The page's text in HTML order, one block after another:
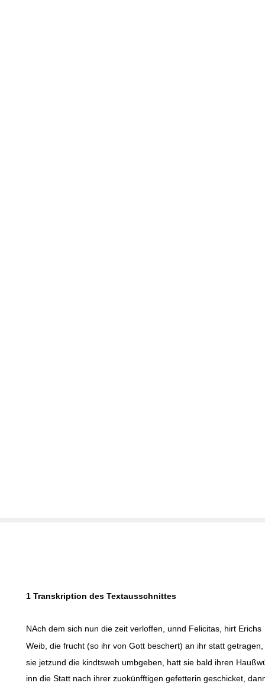
1 Transkription des Textausschnittes
NAch dem sich nun die zeit verloffen, unnd Felicitas, hirt Erichs
Weib, die frucht (so ihr von Gott beschert) an ihr statt
sie jetzund die kindtsweh umbgeben, hatt sie bald ihren
inn die Statt nach ihrer zuokünfftigen gefetterin geschicket,